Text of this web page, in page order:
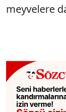
meyvelere